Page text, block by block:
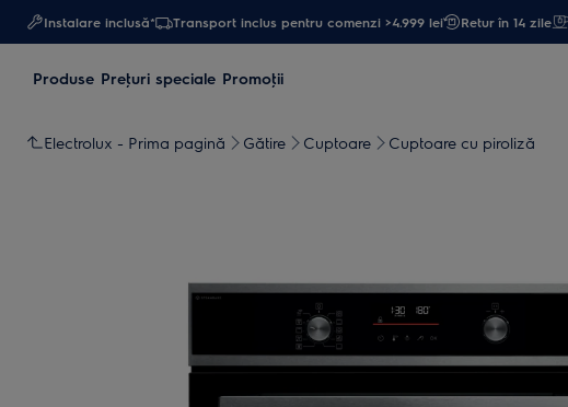
Instalare inclusă* Transport inclus pentru comenzi >4.999 lei Retur în 14 zile
Produse Preţuri speciale Promoţii
Electrolux - Prima pagină Gătire Cuptoare Cuptoare cu piroliză